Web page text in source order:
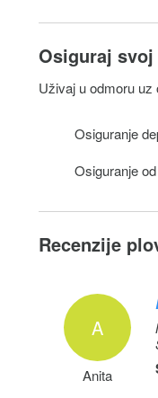
Hostesa: +
Transfer
Usluga
trebaju nam
Osiguraj
Uživaj u odmoru uz
Osiguranje
Osiguranje
Recenzije
A
Anita